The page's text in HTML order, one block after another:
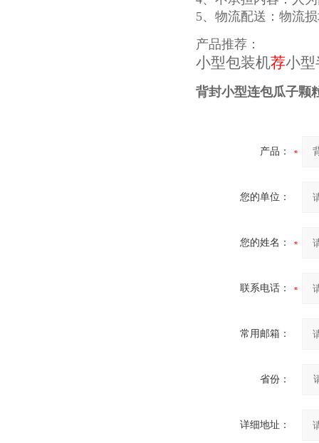
5、物流配送：物流
产品推荐：
小型包装机荐小型
背封小型连包瓜子颗
产品：
您的单位：
您的姓名：
联系电话：
常用邮箱：
省份：
详细地址：